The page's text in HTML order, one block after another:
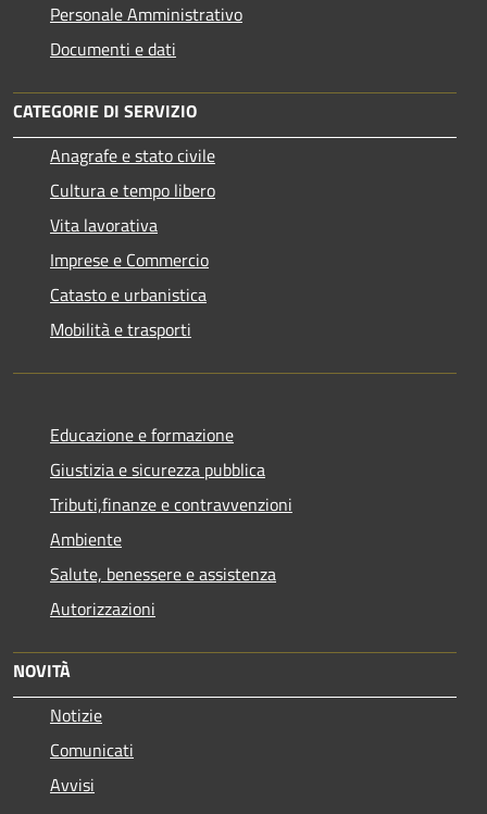
Personale Amministrativo
Documenti e dati
CATEGORIE DI SERVIZIO
Anagrafe e stato civile
Cultura e tempo libero
Vita lavorativa
Imprese e Commercio
Catasto e urbanistica
Mobilità e trasporti
Educazione e formazione
Giustizia e sicurezza pubblica
Tributi,finanze e contravvenzioni
Ambiente
Salute, benessere e assistenza
Autorizzazioni
NOVITÀ
Notizie
Comunicati
Avvisi